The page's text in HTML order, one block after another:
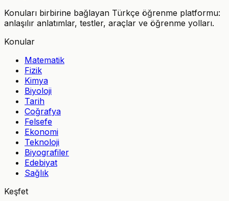
Konuları birbirine bağlayan Türkçe öğrenme platformu:
anlaşılır anlatımlar, testler, araçlar ve öğrenme yolları.
Konular
Matematik
Fizik
Kimya
Biyoloji
Tarih
Coğrafya
Felsefe
Ekonomi
Teknoloji
Biyografiler
Edebiyat
Sağlık
Keşfet